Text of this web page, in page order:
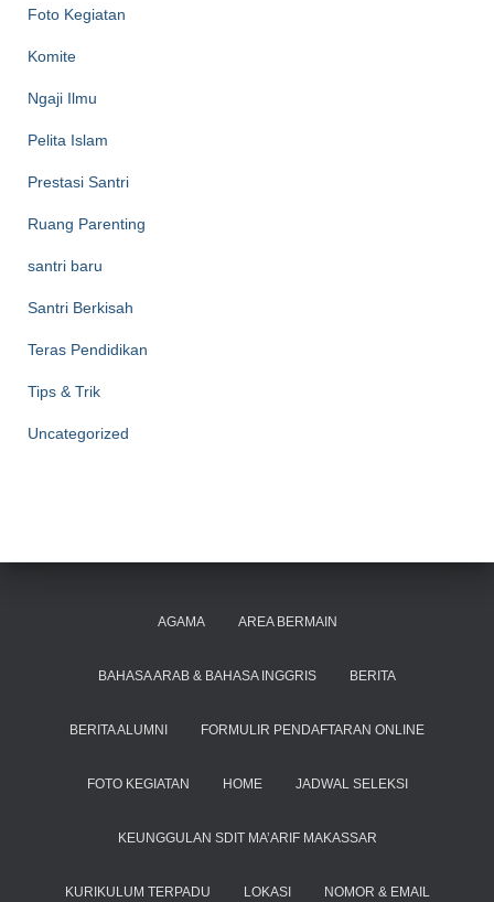
Foto Kegiatan
Komite
Ngaji Ilmu
Pelita Islam
Prestasi Santri
Ruang Parenting
santri baru
Santri Berkisah
Teras Pendidikan
Tips & Trik
Uncategorized
AGAMA AREA BERMAIN
BAHASA ARAB & BAHASA INGGRIS BERITA
BERITA ALUMNI FORMULIR PENDAFTARAN ONLINE
FOTO KEGIATAN HOME JADWAL SELEKSI
KEUNGGULAN SDIT MA’ARIF MAKASSAR
KURIKULUM TERPADU LOKASI NOMOR & EMAIL